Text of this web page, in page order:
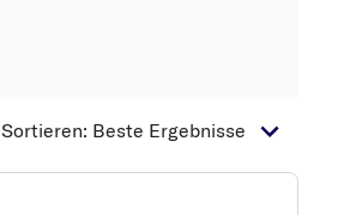
Sortieren: Beste Ergebnisse